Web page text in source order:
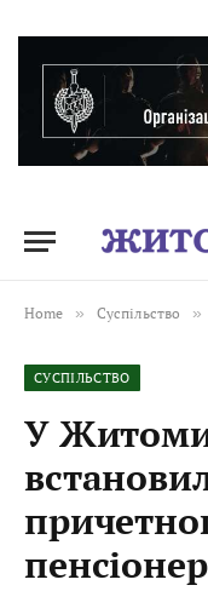
Home » Суспільство »
СУСПІЛЬСТВО
У